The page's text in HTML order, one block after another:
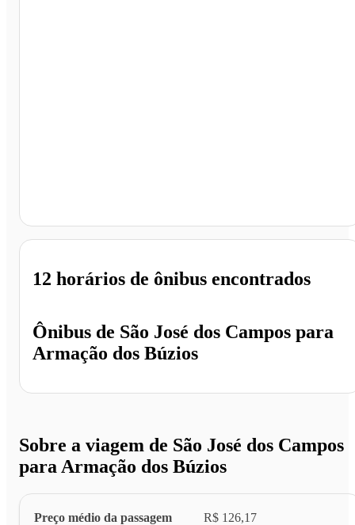
Ônibus de São José dos Campos para
Armação dos Búzios
12 horários de ônibus encontrados
Sobre a viagem de São José dos Campos
para Armação dos Búzios
Preço médio da passagem R$ 126,17